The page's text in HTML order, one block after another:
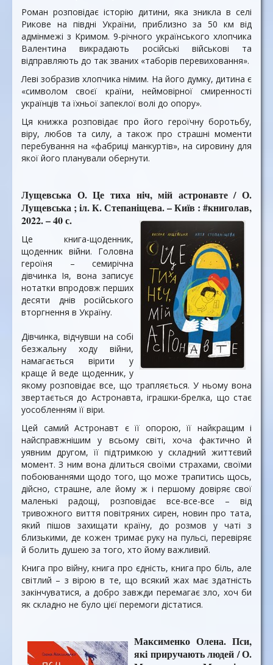
Роман розповідає історію дитини, яка зникла в селі
Рикове на півдні України, приблизно за 50 км від
адмінмежі з Кримом. 9-річного українського хлопчика
Валентина викрадають російські військові та
відправляють до так званих «таборів перевиховання».
Леві зобразив хлопчика німим. На його думку, дитина є
«символом своєї країни, неймовірної смиренності
українців та їхньої запеклої волі до опору».
Ця книжка розповідає про його героїчну боротьбу,
віру, любов та силу, а також про страшні моменти
перебування на «фабриці манкуртів», на сировину для
якої його планували обернути.
Лущевська О. Це тиха ніч, мій астронавте / О.
Лущевська ; іл. К. Степаніщева. – Київ : #книголав,
2022. – 40 с.
Це книга-щоденник,
щоденник війни. Головна
героїня – семирічна
дівчинка Ія, вона записує
нотатки впродовж перших
десяти днів російського
вторгнення в Україну.
Дівчинка, відчувши на собі
безжальну ходу війни,
намагається вірити у
краще й веде щоденник, у
якому розповідає все, що трапляється. У ньому вона
звертається до Астронавта, іграшки-брелка, що стає
уособленням її віри.
Цей самий Астронавт є її опорою, її найкращим і
найсправжнішим у всьому світі, хоча фактично й
уявним другом, її підтримкою у складний життєвий
момент. З ним вона ділиться своїми страхами, своїми
побоюваннями щодо того, що може трапитись щось,
дійсно, страшне, але йому ж і першому довіряє свої
маленькі радощі, розповідає все-все-все – від
тривожного виття повітряних сирен, новин про тата,
який пішов захищати країну, до розмов у чаті з
близькими, де кожен тримає руку на пульсі, перевіряє
й болить душею за того, хто йому важливий.
Книга про війну, книга про єдність, книга про біль, але
світлий – з вірою в те, що всякий жах має здатність
закінчуватися, а добро завжди перемагає зло, хоч би
як складно не було цієї перемоги дістатися.
Максименко Олена. Пси,
які приручають людей / О.